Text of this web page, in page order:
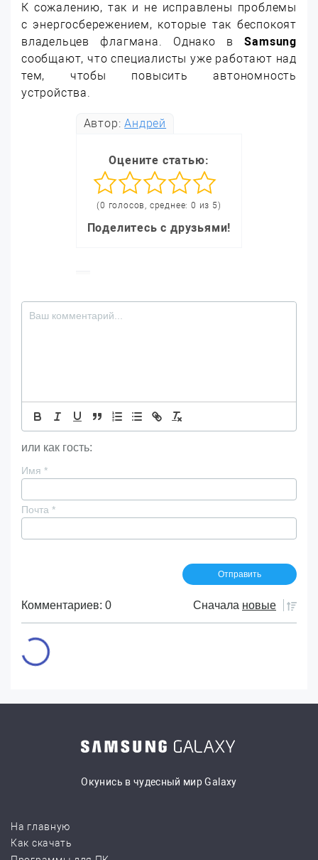
К сожалению, так и не исправлены проблемы
с энергосбережением, которые так беспокоят
владельцев флагмана. Однако вSamsung
сообщают, что специалисты уже работают над
тем, чтобы повысить автономность
устройства.
Автор:Андрей
Оцените статью:
(0 голосов, среднее: 0 из 5)
Поделитесь с друзьями!
или как гость:
Имя *
Почта *
Комментариев: 0 Сначала новые
Окунись в чудесный мир Galaxy
На главную
Как скачать